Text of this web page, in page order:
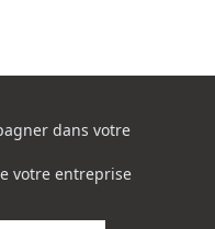
dans votre
votre entreprise